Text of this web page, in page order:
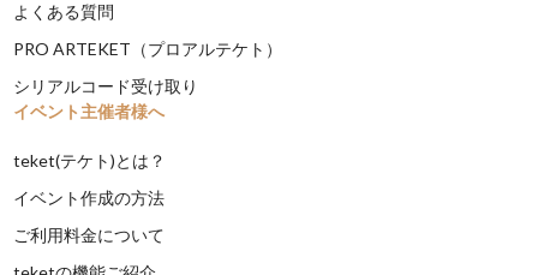
よくある質問
PRO ARTEKET（プロアルテケト）
シリアルコード受け取り
イベント主催者様へ
teket(テケト)とは？
イベント作成の方法
ご利用料金について